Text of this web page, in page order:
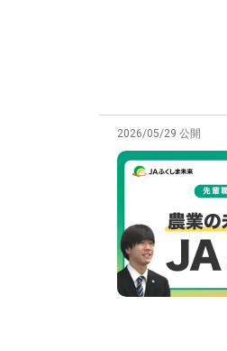
2026/05/29 公開